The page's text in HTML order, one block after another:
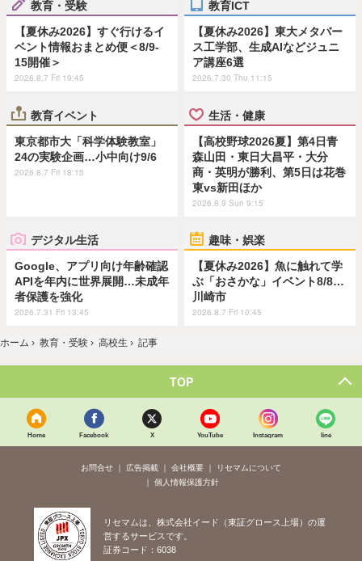
教育・受験
【夏休み2026】すぐ行けるイ
ベント情報おまとめ便＜8/9-
15開催＞
2026.8.7 Fri 19:45
教育ICT
【夏休み2026】東大メタバー
ス工学部、生成AIなどジュニ
ア講座6選
2026.7.30 Thu 11:15
教育イベント
東京都市大「科学体験教室」
24の実験企画…小中向け9/6
2026.8.7 Fri 18:15
生活・健康
【高校野球2026夏】第4日青
森山田・東日大昌平・大分
商・英明が勝利、第5日は花巻
東vs新田ほか
2026.8.9 Sun 9:15
デジタル生活
Google、アプリ向け年齢確認
APIを年内に世界展開…未成年
者保護を強化
2026.7.31 Fri 13:45
趣味・娯楽
【夏休み2026】魚に触れて学
ぶ「おさかな」イベント8/8…
川崎市
2026.8.7 Fri 10:45
ホーム › 教育・受験 › 高校生 › 記事
TOP
Home Facebook X YouTube Instagram line
お問合せ 広告掲載 会社概要
リセマムについて
個人情報保護方針
リセマムは、株式会社イード（東証グロース上場）の運
営するサービスです。
証券コード：6038